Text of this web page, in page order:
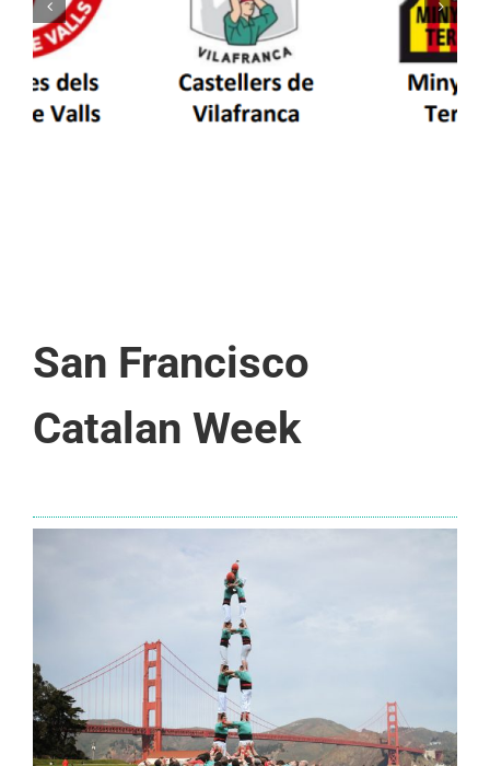
Els Castellers de Vilafranca unieixen tradició i
patrimoni en un viatge de colla a la Vall
d’Aran i a la Vall de Boí
San Francisco
Catalan Week